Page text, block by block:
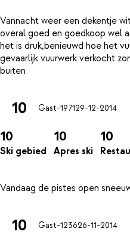
Vannacht weer een dekentje
overal goed en goedkoop wel
het is druk,benieuwd hoe het
gevaarlijk vuurwerk verkocht
10 Gast-197129-12-2014
10
Ski gebied
10
Apres ski
10
10 Gast-123626-11-2014